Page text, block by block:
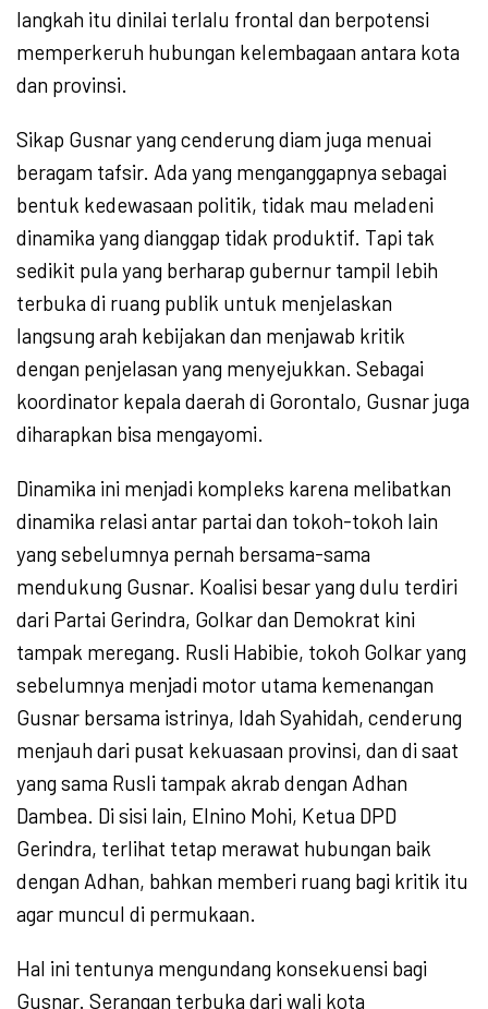
langkah itu dinilai terlalu frontal dan berpotensi
memperkeruh hubungan kelembagaan antara kota
dan provinsi.
Sikap Gusnar yang cenderung diam juga menuai
beragam tafsir. Ada yang menganggapnya sebagai
bentuk kedewasaan politik, tidak mau meladeni
dinamika yang dianggap tidak produktif. Tapi tak
sedikit pula yang berharap gubernur tampil lebih
terbuka di ruang publik untuk menjelaskan
langsung arah kebijakan dan menjawab kritik
dengan penjelasan yang menyejukkan. Sebagai
koordinator kepala daerah di Gorontalo, Gusnar juga
diharapkan bisa mengayomi.
Dinamika ini menjadi kompleks karena melibatkan
dinamika relasi antar partai dan tokoh-tokoh lain
yang sebelumnya pernah bersama-sama
mendukung Gusnar. Koalisi besar yang dulu terdiri
dari Partai Gerindra, Golkar dan Demokrat kini
tampak meregang. Rusli Habibie, tokoh Golkar yang
sebelumnya menjadi motor utama kemenangan
Gusnar bersama istrinya, Idah Syahidah, cenderung
menjauh dari pusat kekuasaan provinsi, dan di saat
yang sama Rusli tampak akrab dengan Adhan
Dambea. Di sisi lain, Elnino Mohi, Ketua DPD
Gerindra, terlihat tetap merawat hubungan baik
dengan Adhan, bahkan memberi ruang bagi kritik itu
agar muncul di permukaan.
Hal ini tentunya mengundang konsekuensi bagi
Gusnar. Serangan terbuka dari wali kota